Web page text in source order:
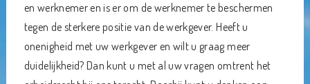
en werknemer en is er om de werknemer te beschermen
tegen de sterkere positie van de werkgever. Heeft u
onenigheid met uw werkgever en wilt u graag meer
duidelijkheid? Dan kunt u met al uw vragen omtrent het